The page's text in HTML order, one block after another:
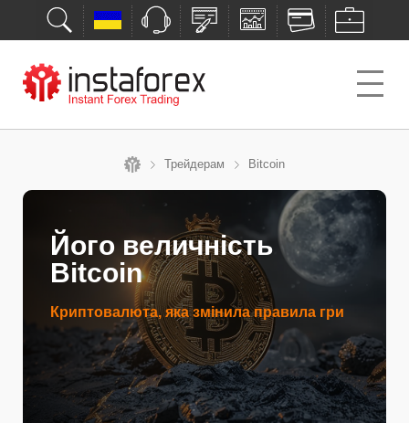
Трейдерам Bitcoin
Його величність
Bitcoin
Криптовалюта, яка змінила правила гри